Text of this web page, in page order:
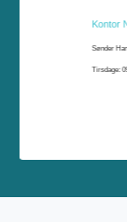
Kontor
Sønder
Tirsdage: